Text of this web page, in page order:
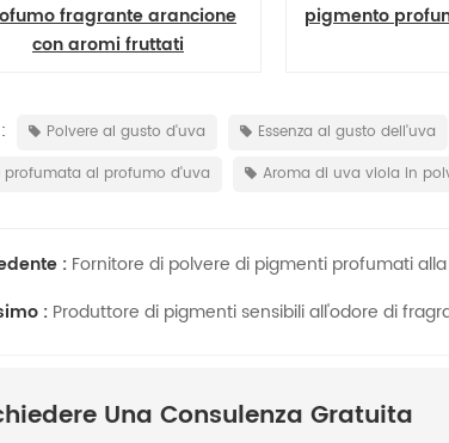
pigmento profumato al limone
Polvere al gusto d'uva Essenza al gusto dell'uva
profumata al profumo d'uva
Aroma di uva viola in
: Fornitore di polvere di pigmenti profumati
: Produttore di pigmenti sensibili all'odore di
Una Consulenza Gratuita